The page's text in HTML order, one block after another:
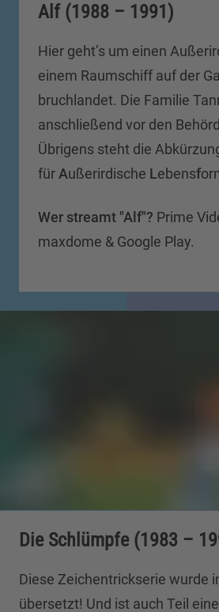
Alf (1988 – 1991)
Hier geht’s um einen
einem Raumschiff auf der
bruchlandet. Die Familie
anschließend vor den
Übrigens steht die
fürAußerirdische Lebensf
Wer streamt "Alf"? Prime
maxdome & Google Play.
Die Schlümpfe (1983 –
Diese Zeichentrickserie wurde
übersetzt! Und ist auch Teil